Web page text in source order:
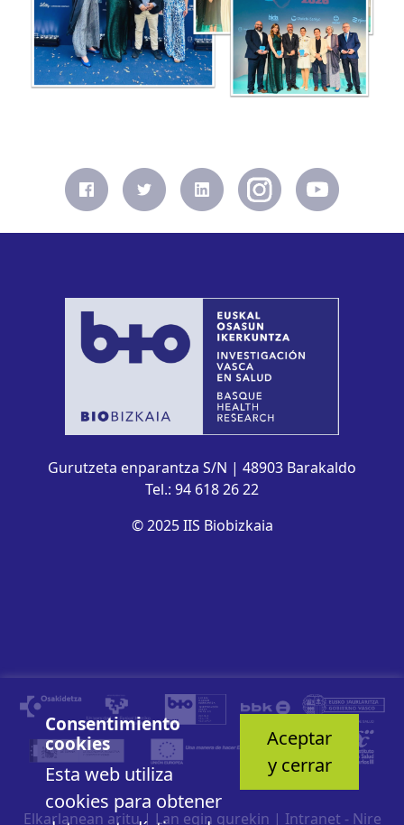
Gurutzeta enparantza S/N | 48903 Barakaldo
Tel.: 94 618 26 22
© 2025 IIS Biobizkaia
Consentimiento
cookies
Esta web utiliza
cookies para obtener
Aceptar
y cerrar
Elkarlanean aritu| Lan egin gurekin | Intranet - Nire